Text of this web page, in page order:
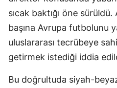
sıcak baktığı öne sürüldü.
başına Avrupa futbolunu
uluslararası tecrübeye
getirmek istediği iddia
Bu doğrultuda siyah-